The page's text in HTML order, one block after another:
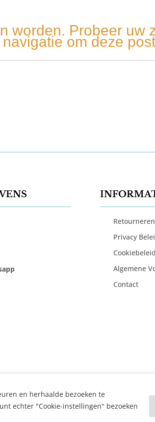
en herhaalde bezoeken te
echter "Cookie-instellingen" bezoeken
worden. Probeer uw
om deze
Privacy
Cookiebeleid
Algemene
Contact